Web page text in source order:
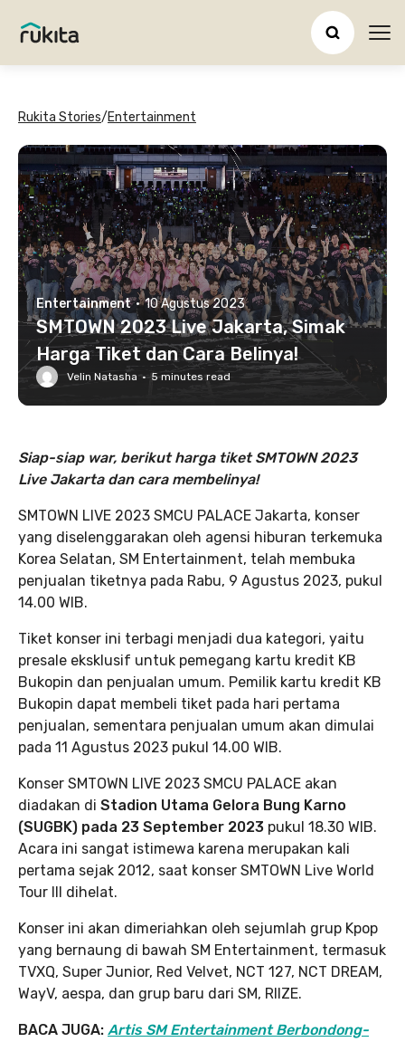
Rukita Stories/Entertainment
Entertainment · 10 Agustus 2023
SMTOWN 2023 Live Jakarta, Simak
Harga Tiket dan Cara Belinya!
Velin Natasha · 5 minutes read
Siap-siap war, berikut harga tiket SMTOWN 2023
Live Jakarta dan cara membelinya!
SMTOWN LIVE 2023 SMCU PALACE Jakarta, konser
yang diselenggarakan oleh agensi hiburan terkemuka
Korea Selatan, SM Entertainment, telah membuka
penjualan tiketnya pada Rabu, 9 Agustus 2023, pukul
14.00 WIB.
Tiket konser ini terbagi menjadi dua kategori, yaitu
presale eksklusif untuk pemegang kartu kredit KB
Bukopin dan penjualan umum. Pemilik kartu kredit KB
Bukopin dapat membeli tiket pada hari pertama
penjualan, sementara penjualan umum akan dimulai
pada 11 Agustus 2023 pukul 14.00 WIB.
Konser SMTOWN LIVE 2023 SMCU PALACE akan
diadakan di Stadion Utama Gelora Bung Karno
(SUGBK) pada 23 September 2023 pukul 18.30 WIB.
Acara ini sangat istimewa karena merupakan kali
pertama sejak 2012, saat konser SMTOWN Live World
Tour III dihelat.
Konser ini akan dimeriahkan oleh sejumlah grup Kpop
yang bernaung di bawah SM Entertainment, termasuk
TVXQ, Super Junior, Red Velvet, NCT 127, NCT DREAM,
WayV, aespa, dan grup baru dari SM, RIIZE.
BACA JUGA: Artis SM Entertainment Berbondong-